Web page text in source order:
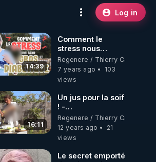
Log in
14:39
Comment le
stress nous
amène au
surpoids et au
diabète
Regenere / Thierry
7 years ago
103
views
16:11
Un jus pour la soif
! -
www.regenere.org
Regenere / Thierry
12 years ago
21
views
Le secret emporté